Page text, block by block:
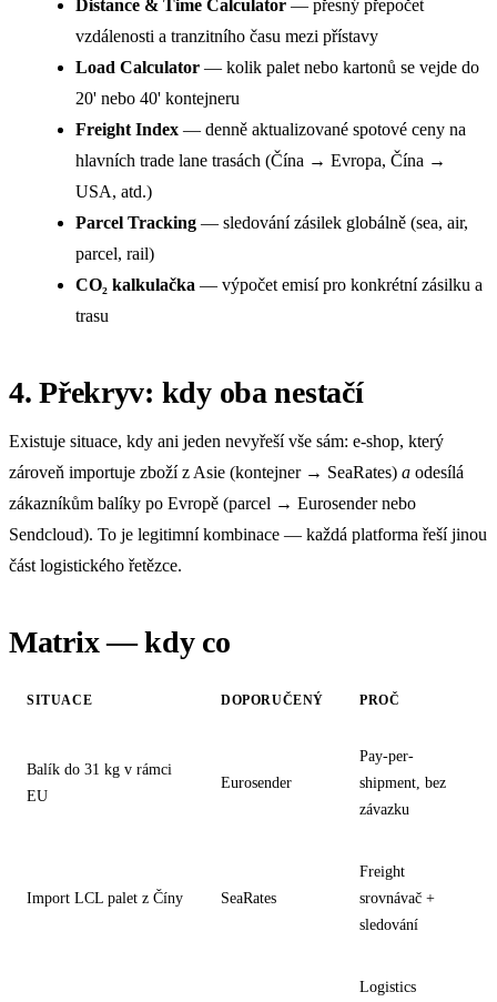
Distance & Time Calculator — přesný přepočet
vzdálenosti a tranzitního času mezi přístavy
Load Calculator — kolik palet nebo kartonů se vejde do
20' nebo 40' kontejneru
Freight Index — denně aktualizované spotové ceny na
hlavních trade lane trasách (Čína → Evropa, Čína →
USA, atd.)
Parcel Tracking — sledování zásilek globálně (sea, air,
parcel, rail)
CO₂ kalkulačka — výpočet emisí pro konkrétní zásilku a
trasu
4. Překryv: kdy oba nestačí
Existuje situace, kdy ani jeden nevyřeší vše sám: e-shop, který
zároveň importuje zboží z Asie (kontejner → SeaRates) a odesílá
zákazníkům balíky po Evropě (parcel → Eurosender nebo
Sendcloud). To je legitimní kombinace — každá platforma řeší jinou
část logistického řetězce.
Matrix — kdy co
SITUACE DOPORUČENÝ PROČ
Balík do 31 kg v rámci
EU
Eurosender
Pay-per-
shipment, bez
závazku
Import LCL palet z Číny SeaRates
Freight
srovnávač +
sledování
Logistics